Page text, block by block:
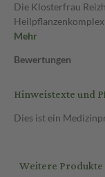
Die Klosterfrau
Mehr
Bewertungen
Hinweistexte und
Dies ist ein
Weitere Produkte